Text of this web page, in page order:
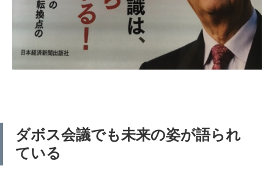
ダボス会議でも未来の姿が語られ
ている